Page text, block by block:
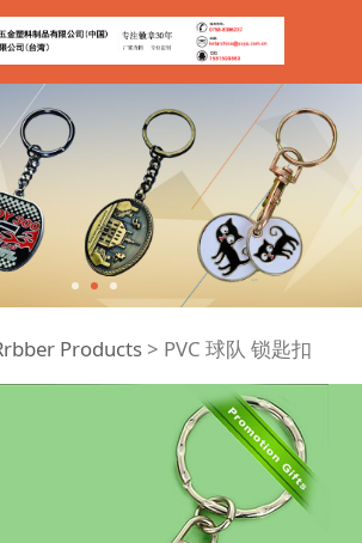
锁匙扣
Products> PVC 球队 锁匙扣